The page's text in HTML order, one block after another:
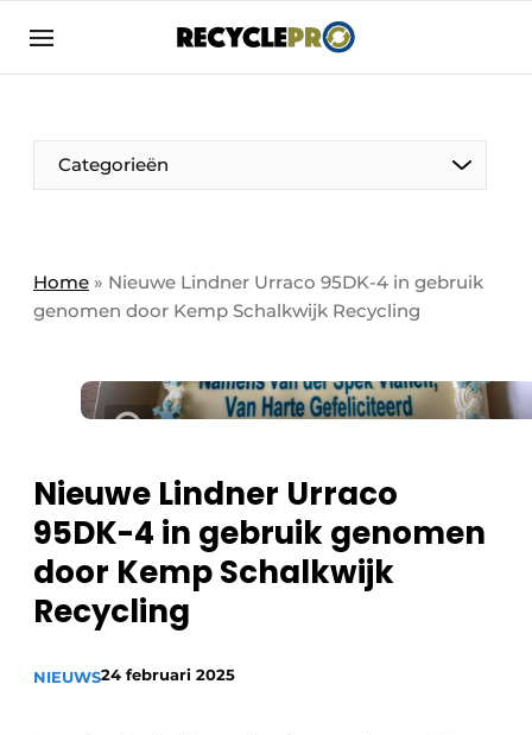
Aanmelden
Bedrijven
Bedrijven
Direct contact
Evenement aanmelden
Nieuwsbrief
Privacy / Cookie statement
RecyclePro | Vakblad over de gehele
recyclingstroom in België
Vacature aanmelden
Vacatures
Video’s
Categorieën
Column VOORUIT
Harde Cijfers
Vrouw in de kijker
Safety First
Home » Nieuwe Lindner Urraco 95DK-4 in gebruik
genomen door Kemp Schalkwijk Recycling
Nieuwe Lindner Urraco
95DK-4 in gebruik genomen
door Kemp Schalkwijk
Recycling
NIEUWS24 februari 2025